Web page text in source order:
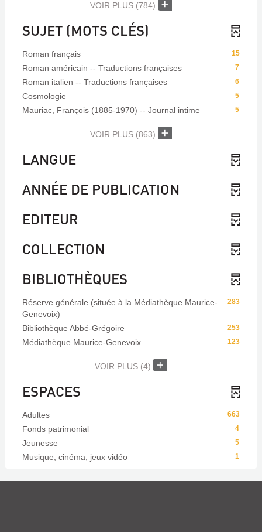
VOIR PLUS (784)
SUJET (MOTS CLÉS)
15
Roman français
7
Roman américain -- Traductions françaises
6
Roman italien -- Traductions françaises
5
Cosmologie
5
Mauriac, François (1885-1970) -- Journal intime
VOIR PLUS (863)
LANGUE
ANNÉE DE PUBLICATION
EDITEUR
COLLECTION
BIBLIOTHÈQUES
283
Réserve générale (située à la Médiathèque Maurice-
Genevoix)
253
Bibliothèque Abbé-Grégoire
123
Médiathèque Maurice-Genevoix
VOIR PLUS (4)
ESPACES
663
Adultes
4
Fonds patrimonial
5
Jeunesse
1
Musique, cinéma, jeux vidéo